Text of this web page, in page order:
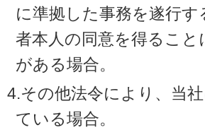
に準拠した事務を遂行
者本人の同意を得るこ
がある場合。
4.その他法令により、当
ている場合。